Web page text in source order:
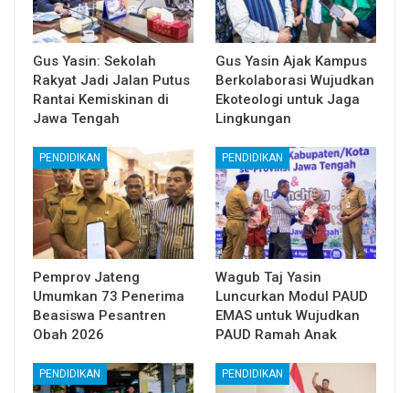
Gus Yasin: Sekolah
Rakyat Jadi Jalan Putus
Rantai Kemiskinan di
Jawa Tengah
Gus Yasin Ajak Kampus
Berkolaborasi Wujudkan
Ekoteologi untuk Jaga
Lingkungan
PENDIDIKAN
Pemprov Jateng
Umumkan 73 Penerima
Beasiswa Pesantren
Obah 2026
PENDIDIKAN
Wagub Taj Yasin
Luncurkan Modul PAUD
EMAS untuk Wujudkan
PAUD Ramah Anak
PENDIDIKAN PENDIDIKAN